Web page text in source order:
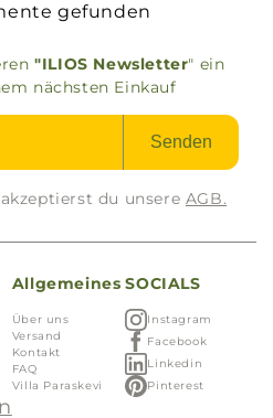
gefunden
"ILIOS Newsletter" ein
nächsten Einkauf
Senden
du unsere AGB.
Allgemeines
Über uns
Versand
Kontakt
FAQ
Villa Paraskevi
SOCIALS
Instagram
Facebook
Linkedin
Pinterest